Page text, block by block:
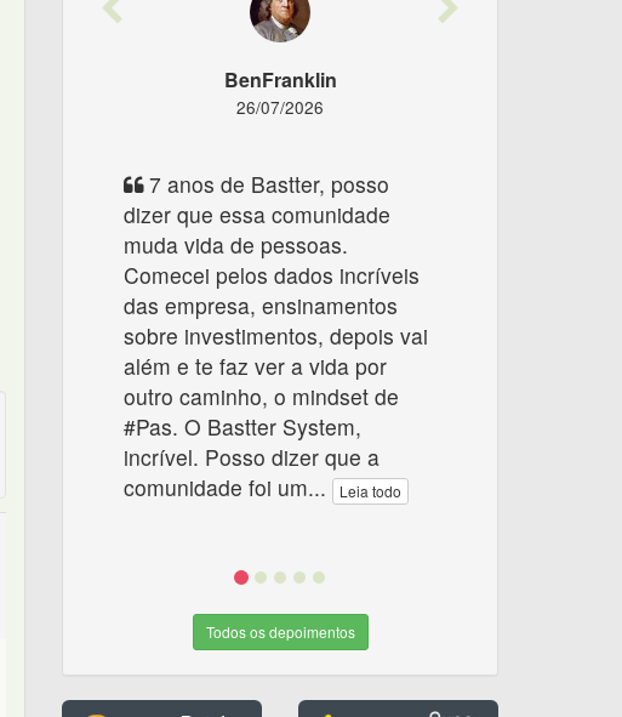
BenFranklin
26/07/2026
7 anos de Bastter, posso
dizer que essa comunidade
muda vida de pessoas.
Comecei pelos dados incríveis
das empresa, ensinamentos
sobre investimentos, depois vai
além e te faz ver a vida por
outro caminho, o mindset de
#Pas. O Bastter System,
incrível. Posso dizer que a
comunidade foi um... Leia todo
Todos os depoimentos